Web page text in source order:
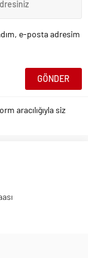
e-posta adresim
aracılığıyla siz